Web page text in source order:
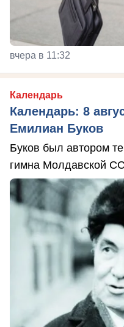
вчера в 11:32
Календарь
Календарь: 8
Емилиан Буков
Буков был автором
гимна Молдавской